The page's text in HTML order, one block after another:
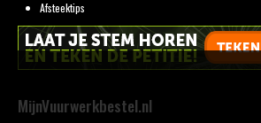
Afsteektips
MijnVuurwerkbestel.nl